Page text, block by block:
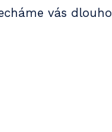
vás dlouho